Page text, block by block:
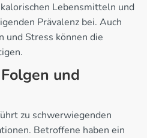
Lebensmitteln und
Prävalenz bei. Auch
und Stress können die
und
zu schwerwiegenden
Betroffene haben ein